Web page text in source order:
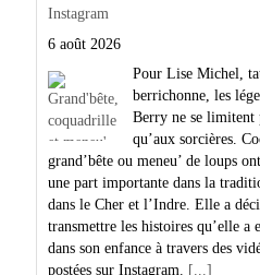
Instagram
6 août 2026
Pour Lise Michel,
berrichonne, les
Berry ne se limitent
qu’aux sorcières.
grand’bête ou meneu’ de loups
une part importante dans la
dans le Cher et l’Indre. Elle a
transmettre les histoires qu’elle a
dans son enfance à travers des
postées sur Instagram.
[...]